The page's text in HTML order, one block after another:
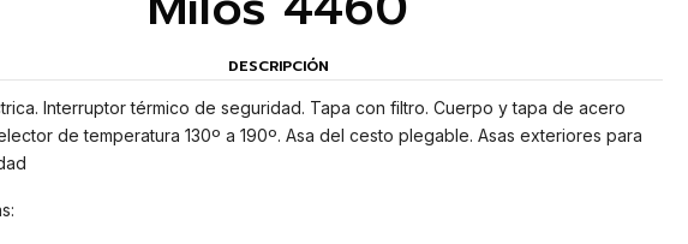
DESCRIPCIÓN
Interruptor térmico de seguridad. Tapa con filtro. Cuerpo y tapa de acero
de temperatura 130º a 190º. Asa del cesto plegable. Asas exteriores para